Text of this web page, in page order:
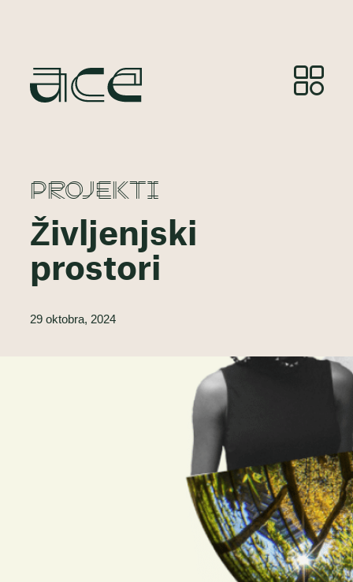
PROJEKTI
Življenjski
prostori
29 oktobra, 2024